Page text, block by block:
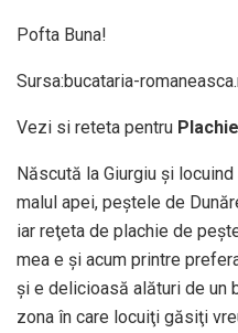
Pofta Buna!
Sursa:bucataria-
Vezi si reteta pentru
Născută la Giurgiu şi
malul apei, peştele de
iar reţeta de plachie de
mea e şi acum printre
şi e delicioasă alături de un
zona în care locuiţi găsiţi